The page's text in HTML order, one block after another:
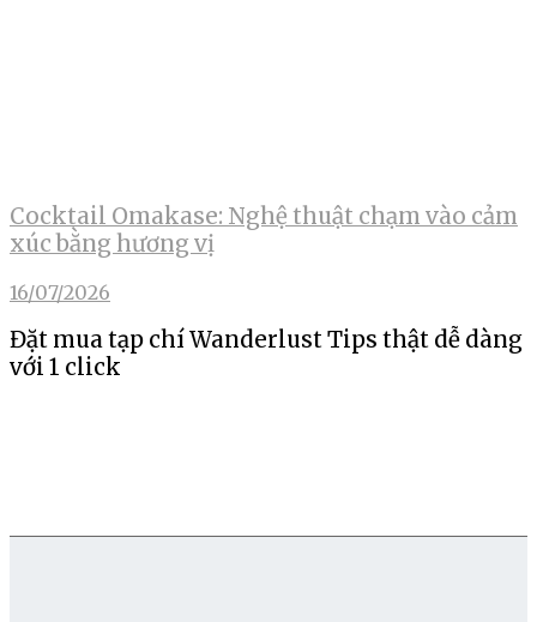
Cocktail Omakase: Nghệ thuật chạm vào cảm
xúc bằng hương vị
16/07/2026
Đặt mua tạp chí Wanderlust Tips thật dễ dàng
với 1 click